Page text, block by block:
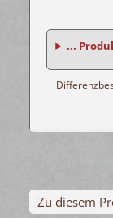
...
Zu diesem